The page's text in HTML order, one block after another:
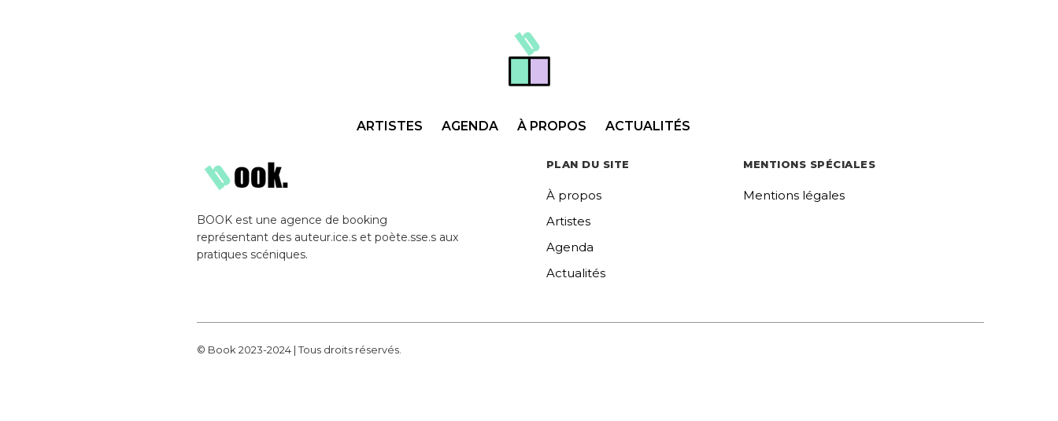
ARTISTES AGENDA À PROPOS ACTUALITÉS
BOOK est une agence de booking
représentant des auteur.ice.s et poète.sse.s aux
pratiques scéniques.
PLAN DU SITE
À propos
Artistes
Agenda
Actualités
MENTIONS SPÉCIALES
Mentions légales
© Book 2023-2024 | Tous droits réservés.